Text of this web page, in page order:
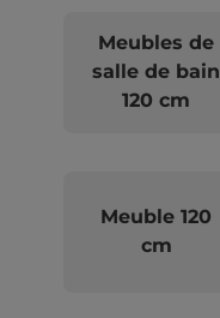
Meubles de
salle de bain
120 cm
Meuble 120
cm